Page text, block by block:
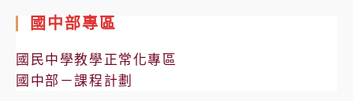
國中部專區
國民中學教學正常化專區
國中部－課程計劃